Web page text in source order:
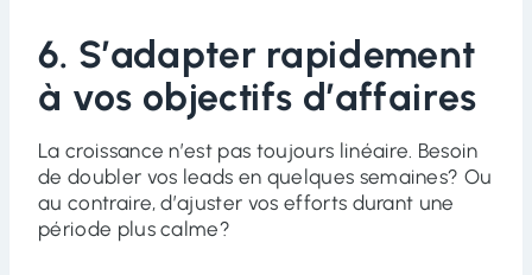
6. S’adapter rapidement
à vos objectifs d’affaires
La croissance n’est pas toujours linéaire. Besoin
de doubler vos leads en quelques semaines? Ou
au contraire, d’ajuster vos efforts durant une
période plus calme?